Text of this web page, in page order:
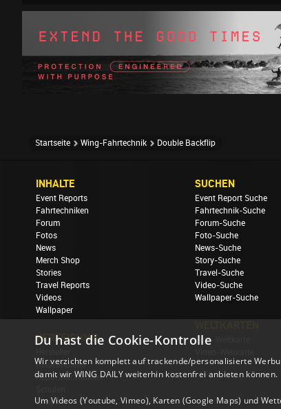
Startseite Wing-Fahrtechnik Double Backflip
INHALTE
Event Reports
Fahrtechniken
Forum
Fotos
News
Merch Shop
Stories
Travel Reports
Videos
Wallpaper
VERZEICHNIS
Reiseanbieter
Reparaturanbieter
Shops
SUCHEN
Event Report Suche
Fahrtechnik-Suche
Forum-Suche
Foto-Suche
News-Suche
Story-Suche
Travel-Suche
Video-Suche
Wallpaper-Suche
Foto-Weltkarte
Du hast die Cookie-Kontrolle
Wir verzichten komplett auf trackende/personalisierte
damit wir WING DAILY weiterhin kostenfrei anbieten können.
Um Videos (Youtube, Vimeo), Karten (Google Maps) und